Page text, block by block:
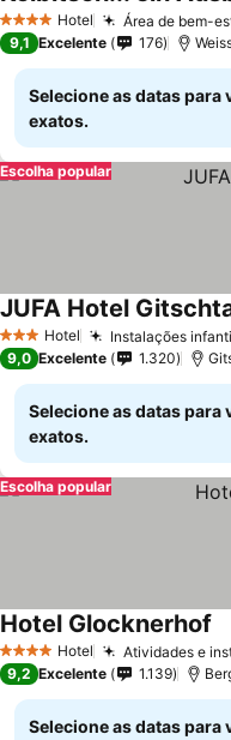
4 EstrelasHotel Área de bem-
9,1 Excelente 176
Selecione as datas para
exatos.
Escolha popular
3 EstrelasHotel Instalações
JUFA Hotel
9,0 Excelente 1.320
Selecione as datas para
exatos.
Escolha popular
4 EstrelasHotel Atividades e
Hotel Glocknerhof
9,2 Excelente 1.139
Selecione as datas para